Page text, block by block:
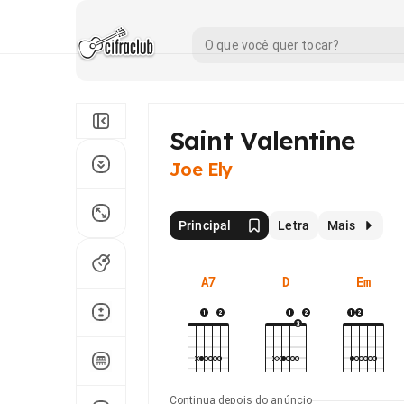
Saint Valentine
Joe Ely
Principal Letra Mais
A7 D Em
Continua depois do anúncio